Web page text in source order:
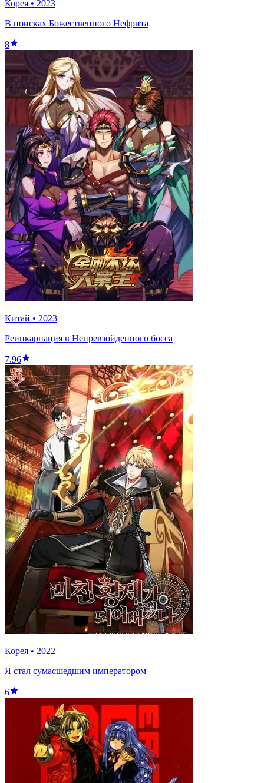
Корея • 2023
В поисках Божественного Нефрита
8
Китай • 2023
Реинкарнация в Непревзойденного босса
7.96
Корея • 2022
Я стал сумасшедшим императором
6